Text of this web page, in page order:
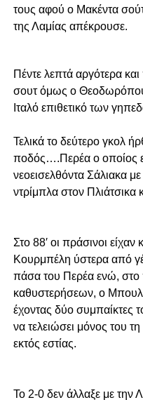
τους αφού ο Μακέντα
της Λαμίας απέκρουσε.
Πέντε λεπτά αργότερα
σουτ όμως ο
Ιταλό επιθετικό των
Τελικά το δεύτερο γκολ
ποδός….Περέα ο οποίος
νεοεισελθόντα Σάλιακα
ντρίμπλα στον Πλιάτσικα
Στο 88′ οι πράσινοι είχαν
Κουρμπέλη ύστερα από
πάσα του Περέα ενώ,
καθυστερήσεων, ο
έχοντας δύο συμπαίκτες
να τελειώσει μόνος του
εκτός εστίας.
Το 2-0 δεν άλλαξε με την